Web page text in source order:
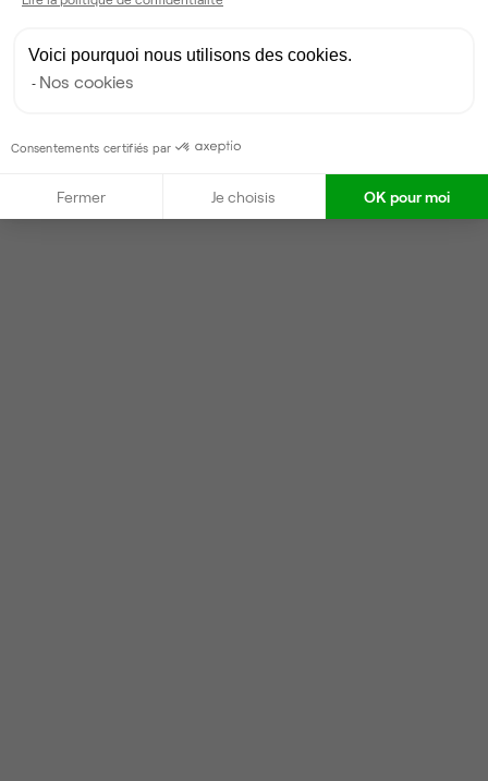
Voici pourquoi nous utilisons des cookies.
Nos cookies
Consentements certifiés par
Fermer Je choisis OK pour moi